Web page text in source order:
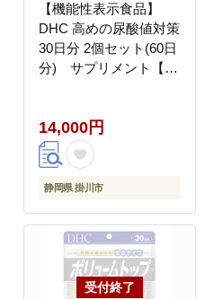
【機能性表示食品】
DHC 高めの尿酸値対策
30日分 2個セット(60日
分) サプリメント【配
14,000円
静岡県 掛川市